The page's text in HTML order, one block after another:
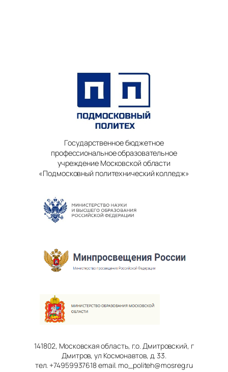
Государственное бюджетное
профессиональное образовательное
учреждение Московской области
«Подмосковный политехнический колледж»
141802, Московская область, г.о. Дмитровский, г
Дмитров, ул Космонавтов, д. 33.
тел. +74959937618 email. mo_politeh@mosreg.ru